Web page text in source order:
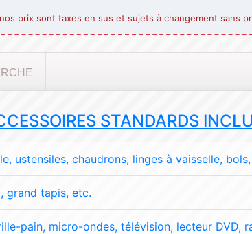
prix sont taxes en sus et sujets à changement sans
STANDARDS
ustensiles, chaudrons, linges à vaisselle,
grand tapis, etc.
pain, micro-ondes, télévision, lecteur DVD,